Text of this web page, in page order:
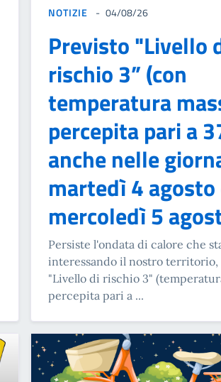
NOTIZIE 04/08/26
Previsto "Livello
rischio 3” (con
temperatura
percepita pari a
anche nelle
martedì 4 agosto
mercoledì 5
Persiste l'ondata di calore che
interessando il nostro territorio,
"Livello di rischio 3"
percepita pari a ...